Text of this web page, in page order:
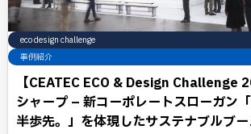
eco design challenge
事例紹介
【CEATEC ECO & Design Challenge
シャープ – 新コーポレートスローガン「
半歩先。」を体現したサステナブルブ